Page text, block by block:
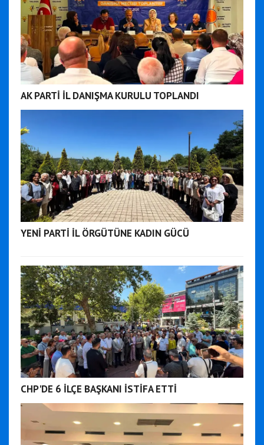
AK PARTİ İL DANIŞMA KURULU TOPLANDI
YENİ PARTİ İL ÖRGÜTÜNE KADIN GÜCÜ
CHP'DE 6 İLÇE BAŞKANI İSTİFA ETTİ